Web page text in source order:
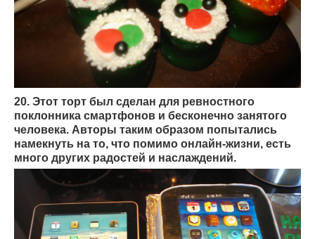
20. Этот торт был сделан для ревностного
поклонника смартфонов и бесконечно занятого
человека. Авторы таким образом попытались
намекнуть на то, что помимо онлайн-жизни, есть
много других радостей и наслаждений.